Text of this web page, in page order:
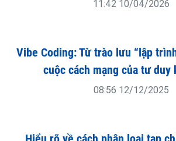
17:00 20/06/2026